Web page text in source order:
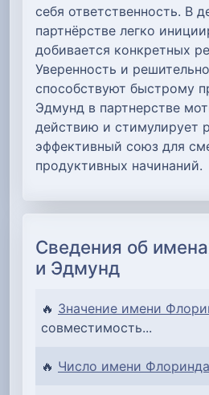
себя ответственность. В
партнёрстве легко
добивается конкретных
Уверенность и
способствуют быстрому
Эдмунд в партнерстве
действию и стимулирует
эффективный союз для
продуктивных начинаний.
Сведения об
и Эдмунд
🔥 Значение имени
совместимость...
🔥 Число имени Флоринда